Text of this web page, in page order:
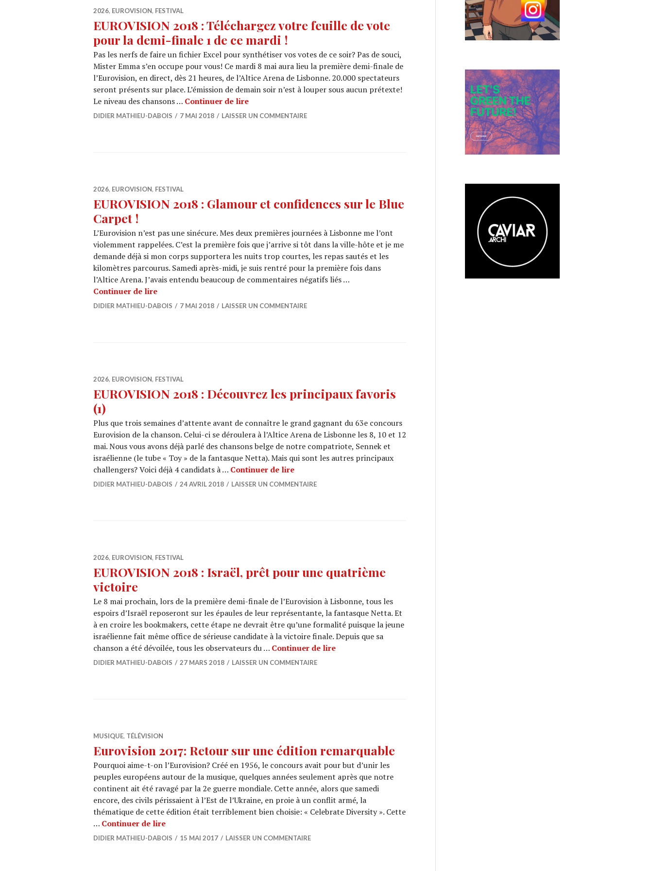
2026, EUROVISION, FESTIVAL
EUROVISION 2018 : Téléchargez votre feuille de vote
pour la demi-finale 1 de ce mardi !
Pas les nerfs de faire un fichier Excel pour synthétiser vos votes de ce soir? Pas de souci,
Mister Emma s’en occupe pour vous! Ce mardi 8 mai aura lieu la première demi-finale de
l’Eurovision, en direct, dès 21 heures, de l’Altice Arena de Lisbonne. 20.000 spectateurs
seront présents sur place. L’émission de demain soir n’est à louper sous aucun prétexte!
Le niveau des chansons … Continuer de lireEUROVISION 2018 : Téléchargez votre feuille de vote pour la demi-finale 1 de ce mardi !
DIDIER MATHIEU-DABOIS 7 MAI 2018 LAISSER UN COMMENTAIRE
2026, EUROVISION, FESTIVAL
EUROVISION 2018 : Glamour et confidences sur le Blue
Carpet !
L’Eurovision n’est pas une sinécure. Mes deux premières journées à Lisbonne me l’ont
violemment rappelées. C’est la première fois que j’arrive si tôt dans la ville-hôte et je me
demande déjà si mon corps supportera les nuits trop courtes, les repas sautés et les
kilomètres parcourus. Samedi après-midi, je suis rentré pour la première fois dans
l’Altice Arena. J’avais entendu beaucoup de commentaires négatifs liés …
Continuer de lireEUROVISION 2018 : Glamour et confidences sur le Blue Carpet !
DIDIER MATHIEU-DABOIS 7 MAI 2018 LAISSER UN COMMENTAIRE
2026, EUROVISION, FESTIVAL
EUROVISION 2018 : Découvrez les principaux favoris
(1)
Plus que trois semaines d’attente avant de connaître le grand gagnant du 63e concours
Eurovision de la chanson. Celui-ci se déroulera à l’Altice Arena de Lisbonne les 8, 10 et 12
mai. Nous vous avons déjà parlé des chansons belge de notre compatriote, Sennek et
israélienne (le tube « Toy » de la fantasque Netta). Mais qui sont les autres principaux
challengers? Voici déjà 4 candidats à … Continuer de lireEUROVISION 2018 : Découvrez les principaux favoris (1)
DIDIER MATHIEU-DABOIS 24 AVRIL 2018 LAISSER UN COMMENTAIRE
2026, EUROVISION, FESTIVAL
EUROVISION 2018 : Israël, prêt pour une quatrième
victoire
Le 8 mai prochain, lors de la première demi-finale de l’Eurovision à Lisbonne, tous les
espoirs d’Israël reposeront sur les épaules de leur représentante, la fantasque Netta. Et
à en croire les bookmakers, cette étape ne devrait être qu’une formalité puisque la jeune
israélienne fait même office de sérieuse candidate à la victoire finale. Depuis que sa
chanson a été dévoilée, tous les observateurs du … Continuer de lireEUROVISION 2018 : Israël, prêt pour une quatrième victoire
DIDIER MATHIEU-DABOIS 27 MARS 2018 LAISSER UN COMMENTAIRE
MUSIQUE, TÉLÉVISION
Eurovision 2017: Retour sur une édition remarquable
Pourquoi aime-t-on l’Eurovision? Créé en 1956, le concours avait pour but d’unir les
peuples européens autour de la musique, quelques années seulement après que notre
continent ait été ravagé par la 2e guerre mondiale. Cette année, alors que samedi
encore, des civils périssaient à l’Est de l’Ukraine, en proie à un conflit armé, la
thématique de cette édition était terriblement bien choisie: « Celebrate Diversity ». Cette
… Continuer de lireEurovision 2017: Retour sur une édition remarquable
DIDIER MATHIEU-DABOIS 15 MAI 2017 LAISSER UN COMMENTAIRE